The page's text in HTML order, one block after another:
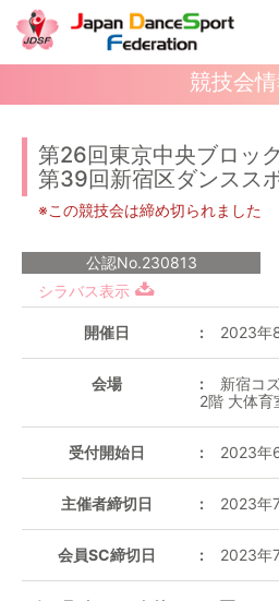
競技会
第26回東京中央ブロッ
第39回新宿区ダンスス
※この競技会は締め切られました
公認No.230813
シラバス表示
開催日 2023年
会場
新宿コ
2階 大体育
受付開始日 2023年
主催者締切日 2023年
会員SC締切日 2023年